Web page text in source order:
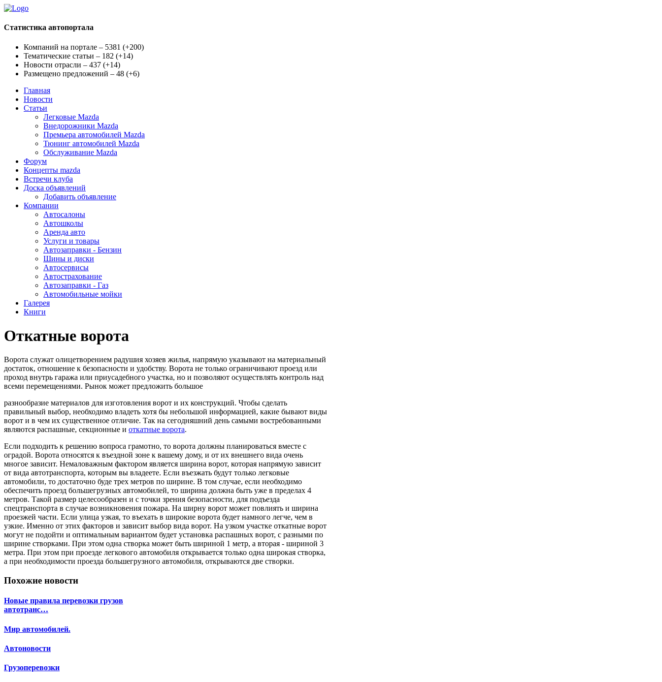
Статистика автопортала
Компаний на портале – 5381 (+200)
Тематические статьи – 182 (+14)
Новости отрасли – 437 (+14)
Размещено предложений – 48 (+6)
Главная
Новости
Статьи
Легковые Mazda
Внедорожники Mazda
Премьера автомобилей Mazda
Тюнинг автомобилей Mazda
Обслуживание Mazda
Форум
Концепты mazda
Встречи клуба
Доска объявлений
Добавить объявление
Компании
Автосалоны
Автошколы
Аренда авто
Услуги и товары
Автозаправки - Бензин
Шины и диски
Автосервисы
Автострахование
Автозаправки - Газ
Автомобильные мойки
Галерея
Книги
Откатные ворота
Ворота служат олицетворением радушия хозяев жилья, напрямую указывают на материальный
достаток, отношение к безопасности и удобству. Ворота не только ограничивают проезд или
проход внутрь гаража или приусадебного участка, но и позволяют осуществлять контроль над
всеми перемещениями. Рынок может предложить большое
разнообразие материалов для изготовления ворот и их конструкций. Чтобы сделать
правильный выбор, необходимо владеть хотя бы небольшой информацией, какие бывают виды
ворот и в чем их существенное отличие. Так на сегодняшний день самыми востребованными
являются распашные, секционные и откатные ворота.
Если подходить к решению вопроса грамотно, то ворота должны планироваться вместе с
оградой. Ворота относятся к въездной зоне к вашему дому, и от их внешнего вида очень
многое зависит. Немаловажным фактором является ширина ворот, которая напрямую зависит
от вида автотранспорта, которым вы владеете. Если въезжать будут только легковые
автомобили, то достаточно буде трех метров по ширине. В том случае, если необходимо
обеспечить проезд большегрузных автомобилей, то ширина должна быть уже в пределах 4
метров. Такой размер целесообразен и с точки зрения безопасности, для подъезда
спецтранспорта в случае возникновения пожара. На ширну ворот может повлиять и ширина
проезжей части. Если улица узкая, то въехать в широкие ворота будет намного легче, чем в
узкие. Именно от этих факторов и зависит выбор вида ворот. На узком участке откатные ворот
могут не подойти и оптимальным вариантом будет установка распашных ворот, с разными по
ширине створками. При этом одна створка может быть шириной 1 метр, а вторая - шириной 3
метра. При этом при проезде легкового автомобиля открывается только одна широкая створка,
а при необходимости проезда большегрузного автомобиля, открываются две створки.
Похожие новости
Новые правила перевозки грузов
автотранс…
Мир автомобилей.
Автоновости
Грузоперевозки